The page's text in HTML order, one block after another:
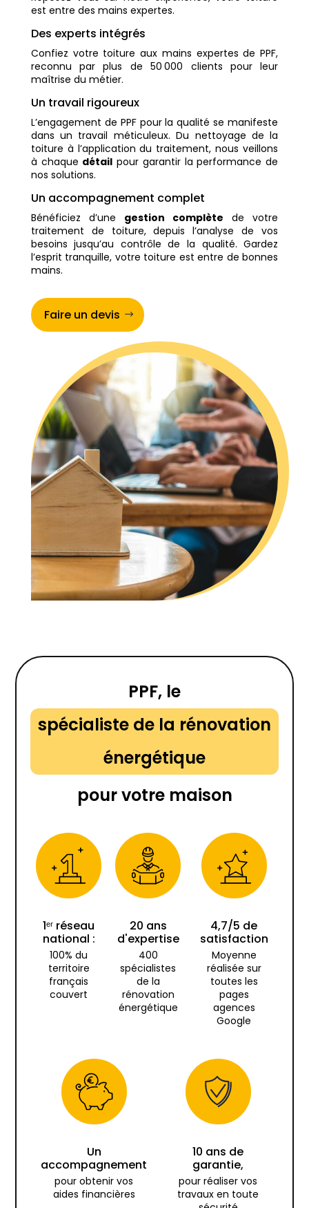
est entre des mains expertes.
Des experts intégrés
Confiez votre toiture aux mains expertes de PPF,
reconnu par plus de 50 000 clients pour leur
maîtrise du métier.
Un travail rigoureux
L’engagement de PPF pour la qualité se manifeste
dans un travail méticuleux. Du nettoyage de la
toiture à l’application du traitement, nous veillons
à chaque détail pour garantir la performance de
nos solutions.
Un accompagnement complet
Bénéficiez d’une gestion complète
de votre
traitement de toiture, depuis l’analyse de vos
besoins jusqu’au contrôle de la qualité. Gardez
l’esprit tranquille, votre toiture est entre de bonnes
mains.
Faire un devis
PPF, le
spécialiste de la rénovation
énergétique
pour votre maison
1ᵉʳ réseau
national :
100% du
territoire
français
couvert
20 ans
d'expertise
400
spécialistes
de la
rénovation
énergétique
4,7/5 de
satisfaction
Moyenne
réalisée sur
toutes les
pages
agences
Google
Un
accompagnement
pour obtenir vos
aides financières
10 ans de
garantie,
pour réaliser vos
travaux en toute